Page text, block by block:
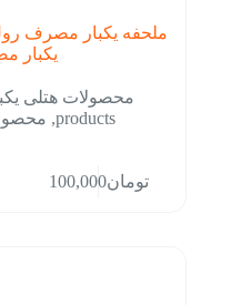
یکبار
products
,
تومان100,000